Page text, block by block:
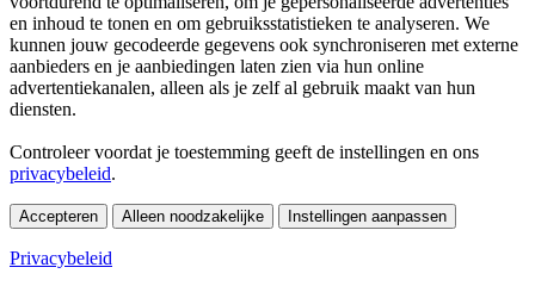
en inhoud te tonen en om gebruiksstatistieken te analyseren. We
kunnen jouw gecodeerde gegevens ook synchroniseren met externe
aanbieders en je aanbiedingen laten zien via hun online
advertentiekanalen, alleen als je zelf al gebruik maakt van hun
diensten.
Controleer voordat je toestemming geeft de instellingen en ons
privacybeleid.
Accepteren Alleen noodzakelijke Instellingen aanpassen
Privacybeleid